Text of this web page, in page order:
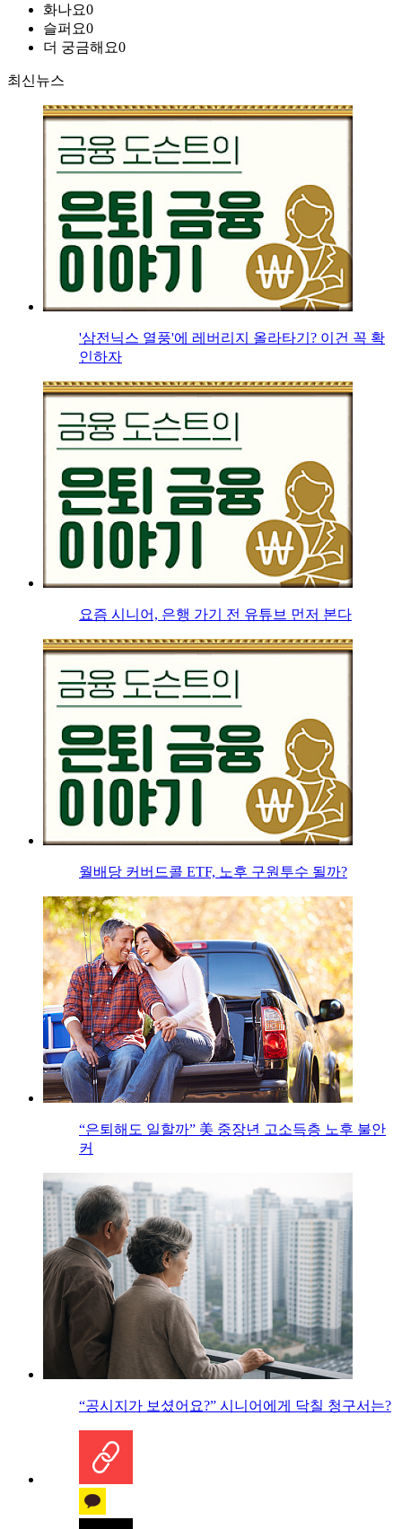
화나요0
슬퍼요0
더 궁금해요0
최신뉴스
'삼전닉스 열풍'에 레버리지 올라타기? 이건 꼭 확
인하자
요즘 시니어, 은행 가기 전 유튜브 먼저 본다
월배당 커버드콜 ETF, 노후 구원투수 될까?
“은퇴해도 일할까” 美 중장년 고소득층 노후 불안
커
“공시지가 보셨어요?” 시니어에게 닥칠 청구서는?